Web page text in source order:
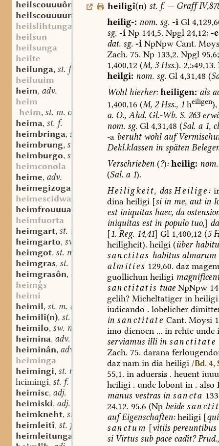
heilscouuuôn
sw. v.
heilscouuuunga
heilslihtunga
heilsun
heilsunga
heilte
heilunga, st. f.
heiluuim
heim, adv.
heim
-heim, st. m. oder n.
heima, st. f.
heimbringa, sw. f.
heimbrung, st. m.
heimburgo, sw. m.
heimconola
heime, adv.
heimegizogan
heimescidwar
heimfrouuua
heimfuorta
heimgart, st. m.
heimgarto, sw. m.
heimgot, st. m.
heimgras, st. n.
heimgrasôn, sw. v.
heims
heimi
heimil, st. m. (n.?)
heimilî(n), st. n.
heimilo, sw. m.
heimina, adv.
heiminân, adv.
heiminga
heimingi, st. n.
heimingî, st. f.
heimisc, adj.
heimiski, adj.
heimkneht, st. m.
heimleitî, st. f.
heimleitunga
heiligî(n) st. f. —Graff
heilig-: nom.sg. -iGl
sg. -iNp 144,5. Npgl24,12; -e
dat.sg. -iNpNpwCant.
Zach. 75. Np133,2. Npgl95,6;
1,400,12 (M,3Hss.). 2,549,13.
heilgi: nom. sg.Gl4,31,48 (
Wohlhierher: heiligen: als
1,400,16 (M,2Hss., 1heiligen),
a.O.,Ahd.Gl.-Wb.S.263
nom.sg.Gl4,31,48 (Sal.a1,
-a beruhtwohlauf
Dekl.klasseninspäten
Verschrieben(?): heilig: nom.
(Sal.a1).
Heiligkeit, das Heilige:
dinaheiligi [siinme,autin
estiniquitashaec,da
iniquitasestinpopulotuo,] da
[1.Reg.14,41] Gl1,400,12 (5
heilgheit). heilgi(über
sanctitas habitusalmarum
almities 129,60. daz
guollichunheiligi
sanctitatis tuae NpNpw
gelih? Micheltatigerinheiligi
iudicando . lobelicher
in sanctitate Cant. Moysi
imo dienoen... inrehteunde
serviamusilliin sanctitate
Zach. 75. darana
daznamindiaheiligi /Bd. 4,
55,1. inaduersis. heuent
heiligi . undelobontin. also
manusvestrasin sancta
24,12. 95,6 (Np beide
aufEigenschaften:heiligi[
sanctum [vitiis pereuntibus
siVirtussub pacecadit?Prud.,